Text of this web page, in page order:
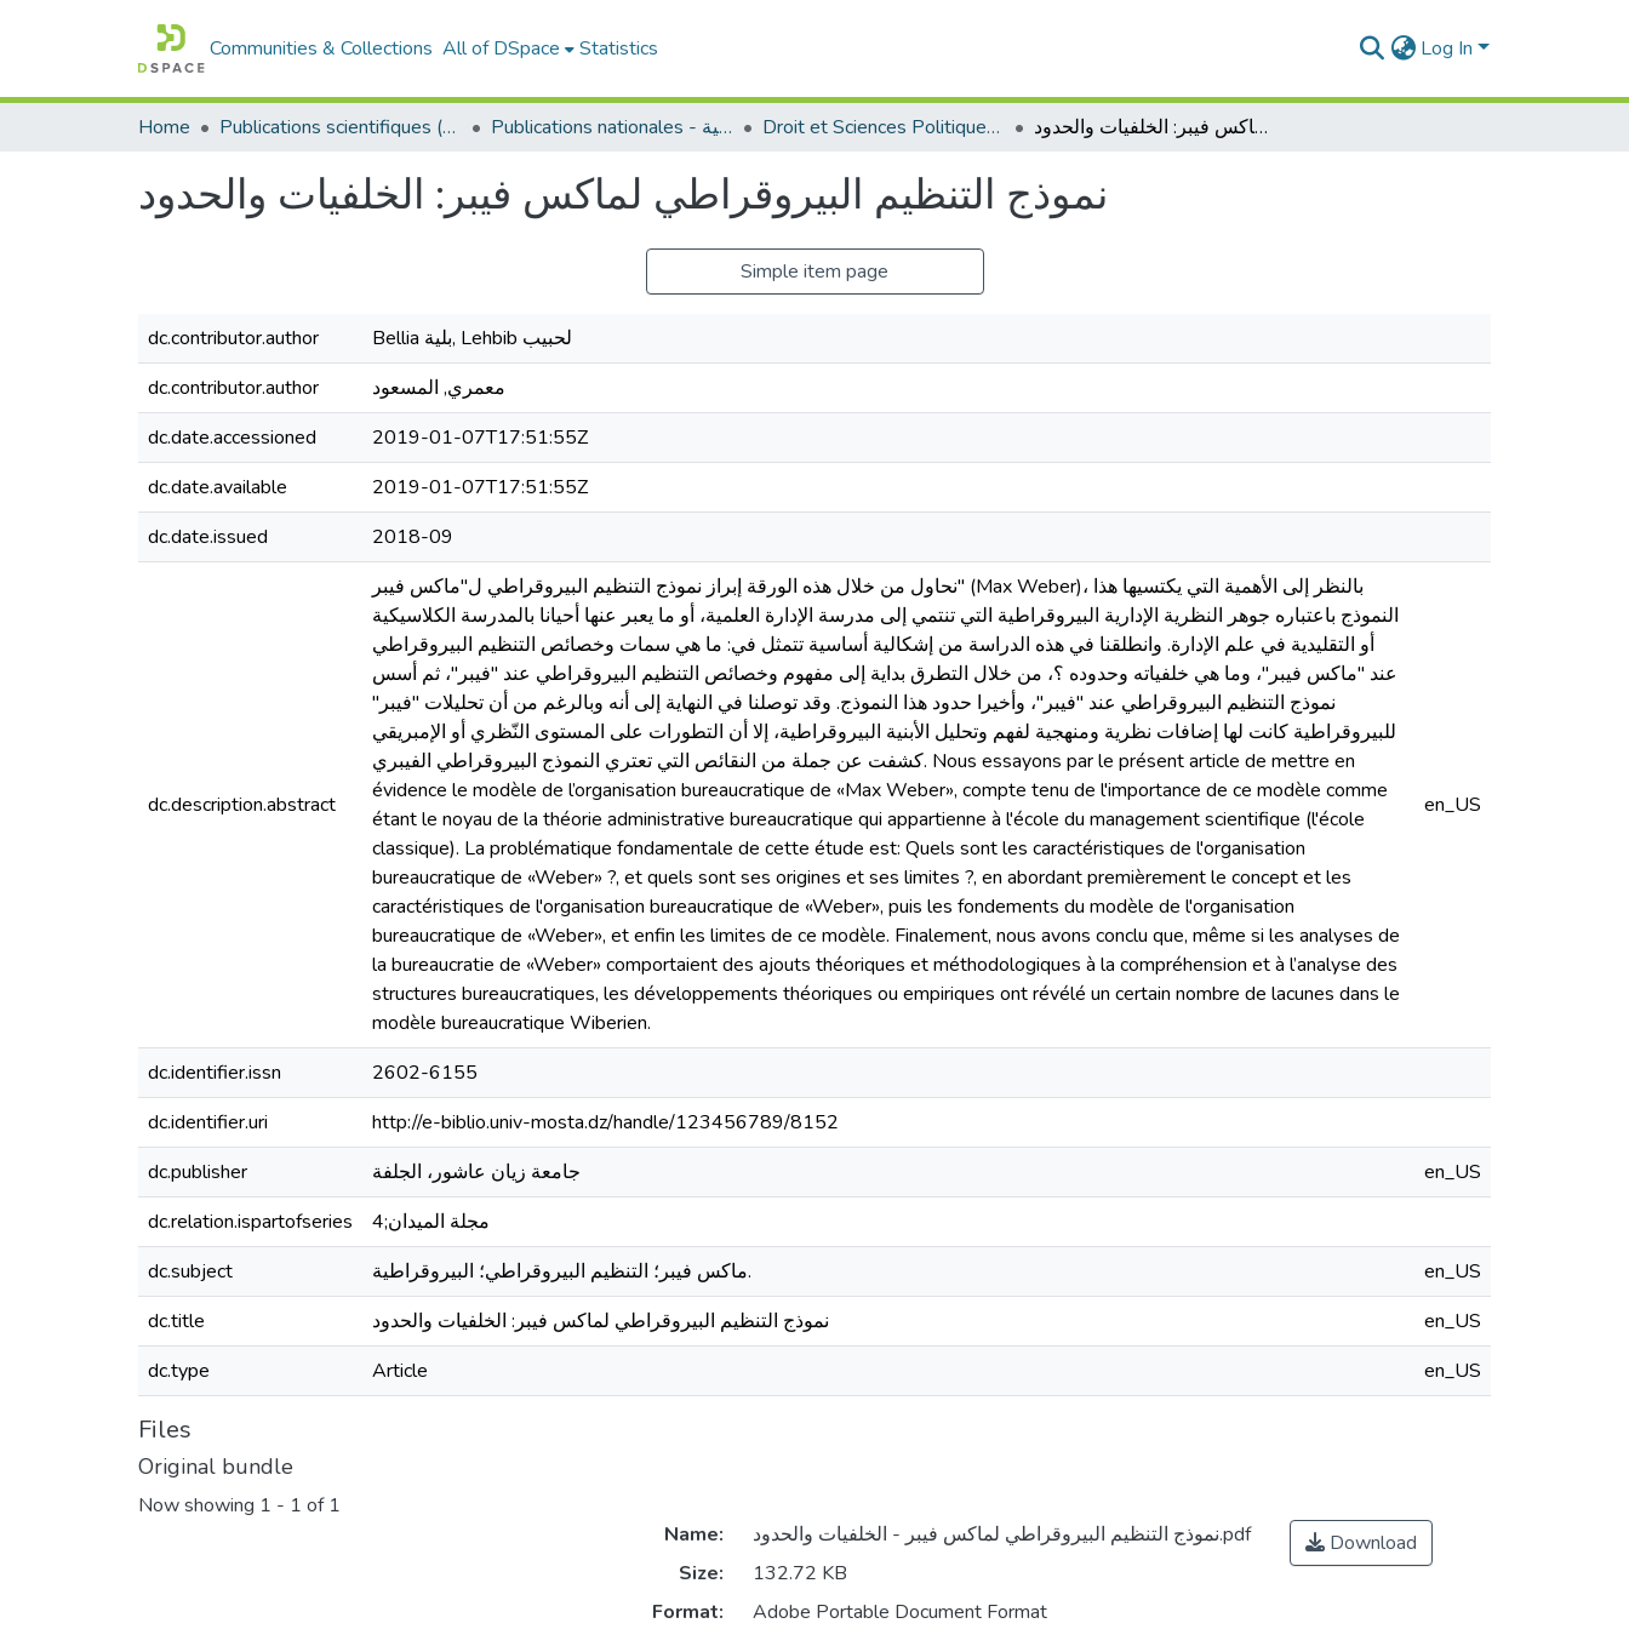
Communities & Collections All of DSpace Statistics Log In
Home Publications scientifiques (Laboratoires) Publications nationales - منشورات وطنية Droit et Sciences Politiques - الحقوق و العلوم السياسية نموذج التنظيم البيروقراطي لماكس فيبر: الخلفيات والحدود
نموذج التنظيم البيروقراطي لماكس فيبر: الخلفيات والحدود
Simple item page
dc.contributor.author
Bellia بلية, Lehbib لحبيب
dc.contributor.author
معمري, المسعود
dc.date.accessioned
2019-01-07T17:51:55Z
dc.date.available
2019-01-07T17:51:55Z
dc.date.issued
2018-09
dc.description.abstract
نحاول من خلال هذه الورقة إبراز نموذج التنظيم البيروقراطي ل''ماكس فيبر'' (Max Weber)، بالنظر إلى الأهمية التي يكتسيها هذا
النموذج باعتباره جوهر النظرية الإدارية البيروقراطية التي تنتمي إلى مدرسة الإدارة العلمية، أو ما يعبر عنها أحيانا بالمدرسة الكلاسيكية
أو التقليدية في علم الإدارة. وانطلقنا في هذه الدراسة من إشكالية أساسية تتمثل في: ما هي سمات وخصائص التنظيم البيروقراطي
عند ''ماكس فيبر''، وما هي خلفياته وحدوده ؟، من خلال التطرق بداية إلى مفهوم وخصائص التنظيم البيروقراطي عند ''فيبر''، ثم أسس
نموذج التنظيم البيروقراطي عند ''فيبر''، وأخيرا حدود هذا النموذج. وقد توصلنا في النهاية إلى أنه وبالرغم من أن تحليلات ''فيبر''
للبيروقراطية كانت لها إضافات نظرية ومنهجية لفهم وتحليل الأبنية البيروقراطية، إلا أن التطورات على المستوى النّظري أو الإمبريقي
كشفت عن جملة من النقائص التي تعتري النموذج البيروقراطي الفيبري. Nous essayons par le présent article de mettre en
évidence le modèle de l’organisation bureaucratique de «Max Weber», compte tenu de l'importance de ce modèle comme
étant le noyau de la théorie administrative bureaucratique qui appartienne à l'école du management scientifique (l'école
classique). La problématique fondamentale de cette étude est: Quels sont les caractéristiques de l'organisation
bureaucratique de «Weber» ?, et quels sont ses origines et ses limites ?, en abordant premièrement le concept et les
caractéristiques de l'organisation bureaucratique de «Weber», puis les fondements du modèle de l'organisation
bureaucratique de «Weber», et enfin les limites de ce modèle. Finalement, nous avons conclu que, même si les analyses de
la bureaucratie de «Weber» comportaient des ajouts théoriques et méthodologiques à la compréhension et à l’analyse des
structures bureaucratiques, les développements théoriques ou empiriques ont révélé un certain nombre de lacunes dans le
modèle bureaucratique Wiberien.
en_US
dc.identifier.issn
2602-6155
dc.identifier.uri
http://e-biblio.univ-mosta.dz/handle/123456789/8152
dc.publisher
جامعة زيان عاشور، الجلفة
en_US
dc.relation.ispartofseries
مجلة الميدان;4
dc.subject
ماكس فيبر؛ التنظيم البيروقراطي؛ البيروقراطية.
en_US
dc.title
نموذج التنظيم البيروقراطي لماكس فيبر: الخلفيات والحدود
en_US
dc.type
Article en_US
Files
Original bundle
Now showing 1 - 1 of 1
Name:
نموذج التنظيم البيروقراطي لماكس فيبر - الخلفيات والحدود.pdf
Size:
132.72 KB
Format:
Adobe Portable Document Format
Download